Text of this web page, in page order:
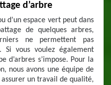
d’arbre
d’un espace vert peut dans
de quelques arbres,
ne permettent pas
Si vous voulez également
d’arbres s’impose. Pour la
nous avons une équipe de
assurer un travail de qualité,